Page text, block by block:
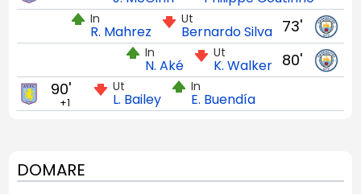
73'
Ut
Bernardo Silva
In
R. Mahrez
80'
Ut
K. Walker
In
N. Aké
Ut
L. Bailey
In
E. Buendía
90'
+1
DOMARE